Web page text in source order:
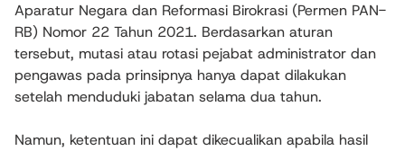
Aparatur Negara dan Reformasi Birokrasi (Permen PAN-
RB) Nomor 22 Tahun 2021. Berdasarkan aturan
tersebut, mutasi atau rotasi pejabat administrator dan
pengawas pada prinsipnya hanya dapat dilakukan
setelah menduduki jabatan selama dua tahun.
Namun, ketentuan ini dapat dikecualikan apabila hasil